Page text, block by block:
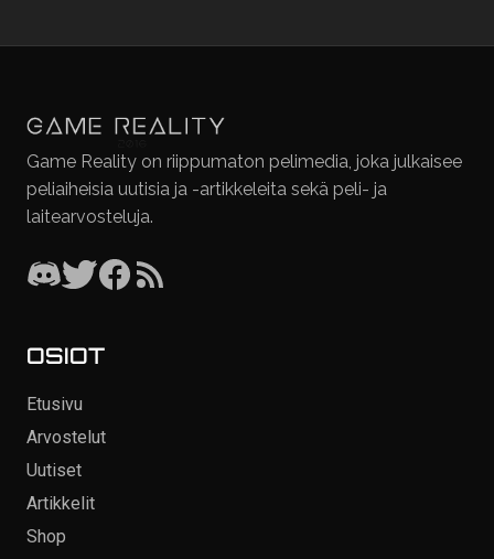
Game Reality on riippumaton pelimedia, joka julkaisee
peliaiheisia uutisia ja -artikkeleita sekä peli- ja
laitearvosteluja.
OSIOT
Etusivu
Arvostelut
Uutiset
Artikkelit
Shop